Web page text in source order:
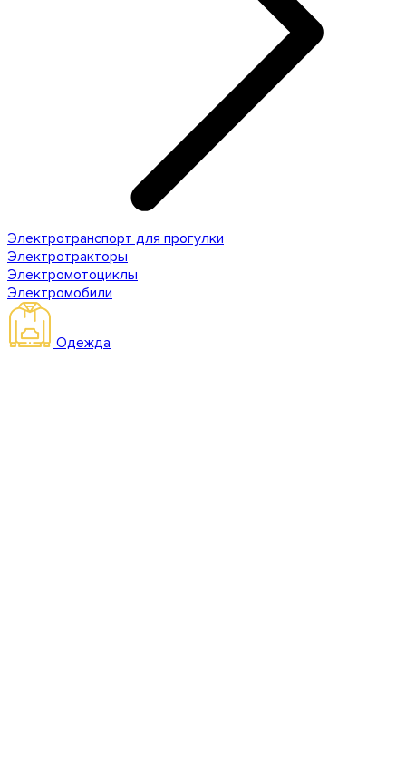
Электротранспорт для прогулки
Электротракторы
Электромотоциклы
Электромобили
Одежда